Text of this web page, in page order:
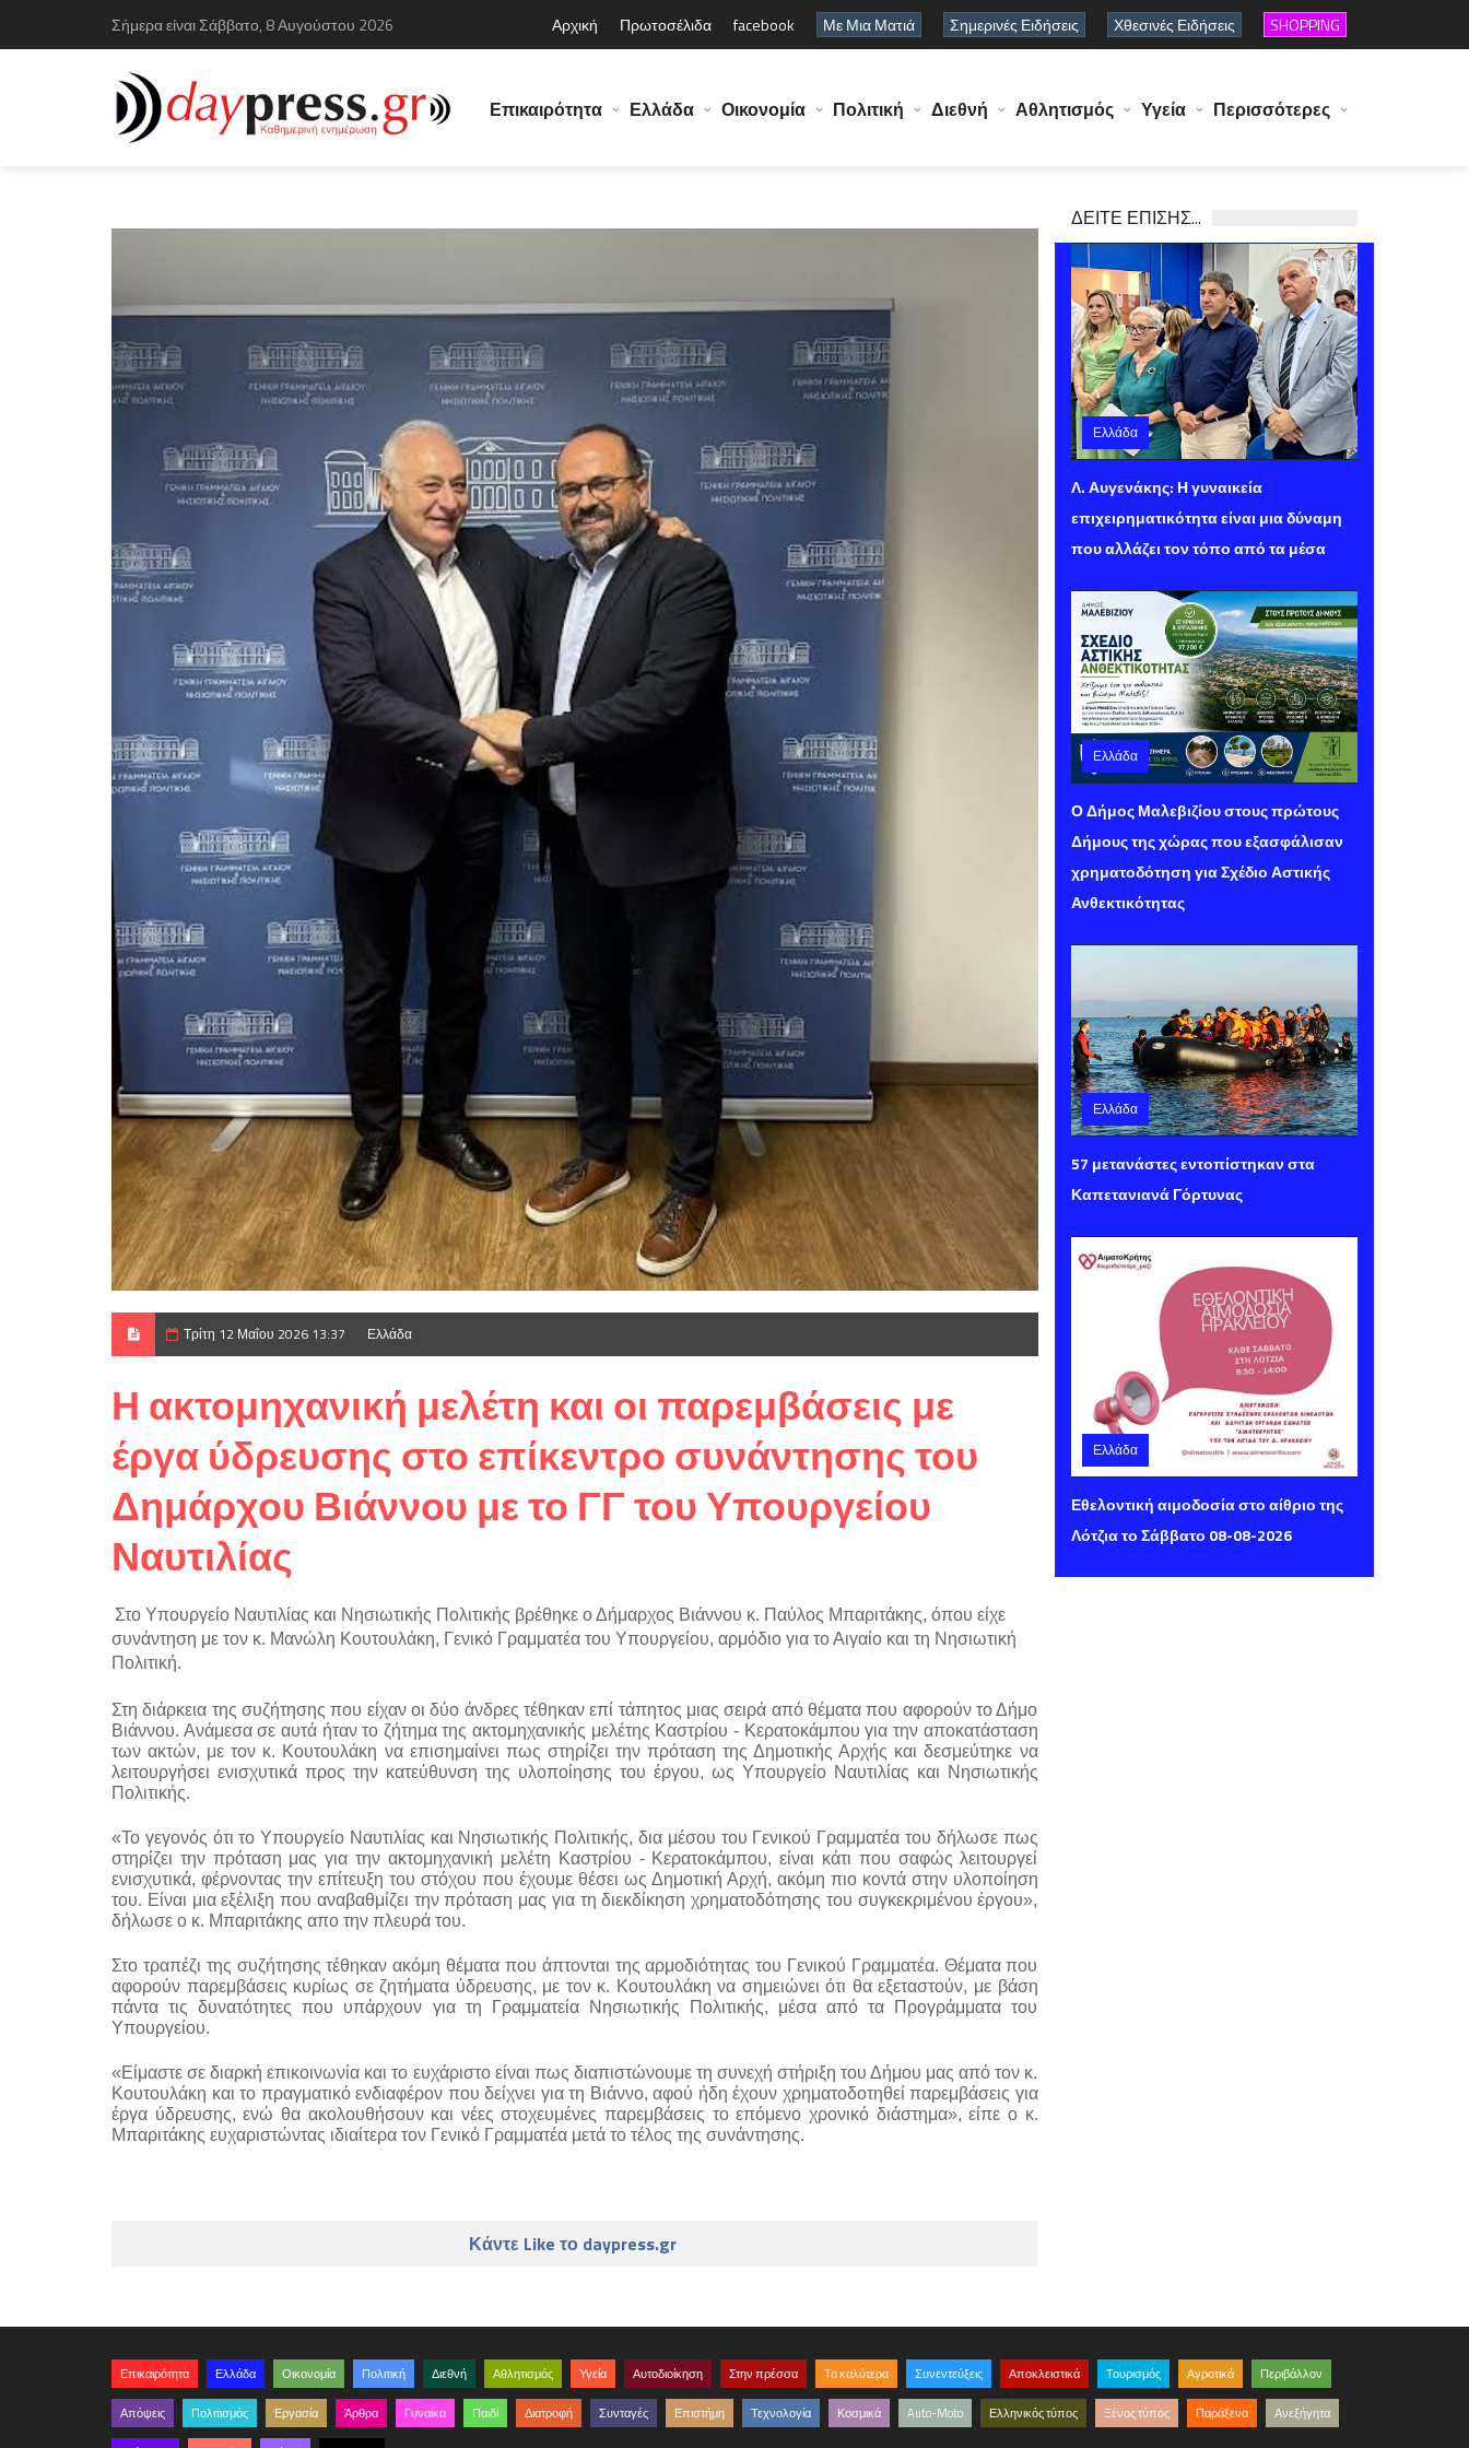
Σήμερα είναι Σάββατο, 8 Αυγούστου 2026 Αρχική Πρωτοσέλιδα facebook Με Μια Ματιά Σημερινές Ειδήσεις Χθεσινές Ειδήσεις SHOPPING
Επικαιρότητα Ελλάδα Οικονομία Πολιτική Διεθνή Αθλητισμός Υγεία Περισσότερες
Τρίτη 12 Μαΐου 2026 13:37 Ελλάδα
Η ακτομηχανική μελέτη και οι παρεμβάσεις με
έργα ύδρευσης στο επίκεντρο συνάντησης του
Δημάρχου Βιάννου με το ΓΓ του Υπουργείου
Ναυτιλίας
Στο Υπουργείο Ναυτιλίας και Νησιωτικής Πολιτικής βρέθηκε ο Δήμαρχος Βιάννου κ. Παύλος Μπαριτάκης, όπου είχε
συνάντηση με τον κ. Μανώλη Κουτουλάκη, Γενικό Γραμματέα του Υπουργείου, αρμόδιο για το Αιγαίο και τη Νησιωτική
Πολιτική.
Στη διάρκεια της συζήτησης που είχαν οι δύο άνδρες τέθηκαν επί τάπητος μιας σειρά από θέματα που αφορούν το Δήμο
Βιάννου. Ανάμεσα σε αυτά ήταν το ζήτημα της ακτομηχανικής μελέτης Καστρίου - Κερατοκάμπου για την αποκατάσταση
των ακτών, με τον κ. Κουτουλάκη να επισημαίνει πως στηρίζει την πρόταση της Δημοτικής Αρχής και δεσμεύτηκε να
λειτουργήσει ενισχυτικά προς την κατεύθυνση της υλοποίησης του έργου, ως Υπουργείο Ναυτιλίας και Νησιωτικής
Πολιτικής.
«Το γεγονός ότι το Υπουργείο Ναυτιλίας και Νησιωτικής Πολιτικής, δια μέσου του Γενικού Γραμματέα του δήλωσε πως
στηρίζει την πρόταση μας για την ακτομηχανική μελέτη Καστρίου - Κερατοκάμπου, είναι κάτι που σαφώς λειτουργεί
ενισχυτικά, φέρνοντας την επίτευξη του στόχου που έχουμε θέσει ως Δημοτική Αρχή, ακόμη πιο κοντά στην υλοποίηση
του. Είναι μια εξέλιξη που αναβαθμίζει την πρόταση μας για τη διεκδίκηση χρηματοδότησης του συγκεκριμένου έργου»,
δήλωσε ο κ. Μπαριτάκης απο την πλευρά του.
Στο τραπέζι της συζήτησης τέθηκαν ακόμη θέματα που άπτονται της αρμοδιότητας του Γενικού Γραμματέα. Θέματα που
αφορούν παρεμβάσεις κυρίως σε ζητήματα ύδρευσης, με τον κ. Κουτουλάκη να σημειώνει ότι θα εξεταστούν, με βάση
πάντα τις δυνατότητες που υπάρχουν για τη Γραμματεία Νησιωτικής Πολιτικής, μέσα από τα Προγράμματα του
Υπουργείου.
«Είμαστε σε διαρκή επικοινωνία και το ευχάριστο είναι πως διαπιστώνουμε τη συνεχή στήριξη του Δήμου μας από τον κ.
Κουτουλάκη και το πραγματικό ενδιαφέρον που δείχνει για τη Βιάννο, αφού ήδη έχουν χρηματοδοτηθεί παρεμβάσεις για
έργα ύδρευσης, ενώ θα ακολουθήσουν και νέες στοχευμένες παρεμβάσεις το επόμενο χρονικό διάστημα», είπε ο κ.
Μπαριτάκης ευχαριστώντας ιδιαίτερα τον Γενικό Γραμματέα μετά το τέλος της συνάντησης.
Κάντε Like το daypress.gr
ΔΕΙΤΕ ΕΠΙΣΗΣ...
Ελλάδα
Σάββατο 08 Αυγούστου 2026 11:41
Λ. Αυγενάκης: Η γυναικεία
επιχειρηματικότητα είναι μια δύναμη
που αλλάζει τον τόπο από τα μέσα
Ελλάδα
Σάββατο 08 Αυγούστου 2026 11:21
Ο Δήμος Μαλεβιζίου στους πρώτους
Δήμους της χώρας που εξασφάλισαν
χρηματοδότηση για Σχέδιο Αστικής
Ανθεκτικότητας
Ελλάδα
Παρασκευή 07 Αυγούστου 2026 15:40
57 μετανάστες εντοπίστηκαν στα
Καπετανιανά Γόρτυνας
Ελλάδα
Παρασκευή 07 Αυγούστου 2026 14:16
Εθελοντική αιμοδοσία στο αίθριο της
Λότζια το Σάββατο 08-08-2026
Επικαιρότητα Ελλάδα Οικονομία Πολιτική Διεθνή Αθλητισμός Υγεία Αυτοδιοίκηση Στην πρέσσα Τα καλύτερα Συνεντεύξεις Αποκλειστικά Τουρισμός Αγροτικά Περιβάλλον
Απόψεις Πολιτισμός Εργασία Άρθρα Γυναίκα Παιδί Διατροφή Συνταγές Επιστήμη Τεχνολογία Κοσμικά Auto-Moto Ελληνικός τύπος Ξένος τύπος Παράξενα Ανεξήγητα